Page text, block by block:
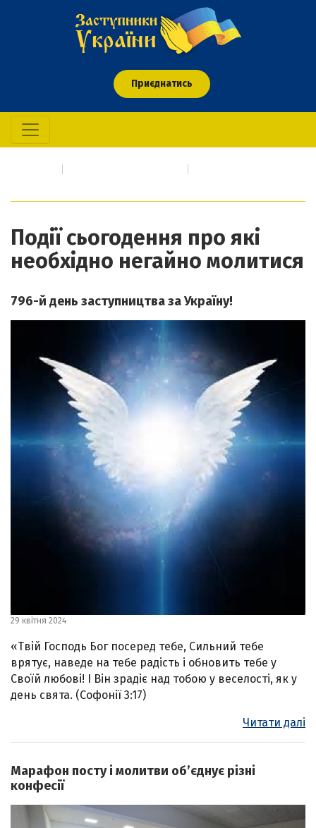
Приєднатись
Події сьогодення про які
необхідно негайно молитися
796-й день заступництва за Україну!
29 квітня 2024
«Твій Господь Бог посеред тебе, Сильний тебе
врятує, наведе на тебе радість і обновить тебе у
Своїй любові! І Він зрадіє над тобою у веселості, як у
день свята. (Софонії 3:17)
Читати далі
Марафон посту і молитви об’єднує різні
конфесії